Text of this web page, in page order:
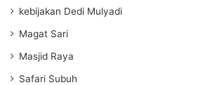
kebijakan Dedi Mulyadi
Magat Sari
Masjid Raya
Safari Subuh